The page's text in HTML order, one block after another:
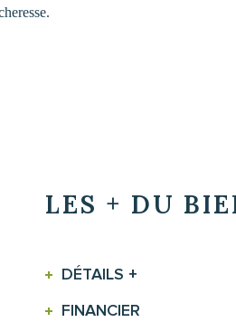
LES + DU
DÉTAILS +
FINANCIER